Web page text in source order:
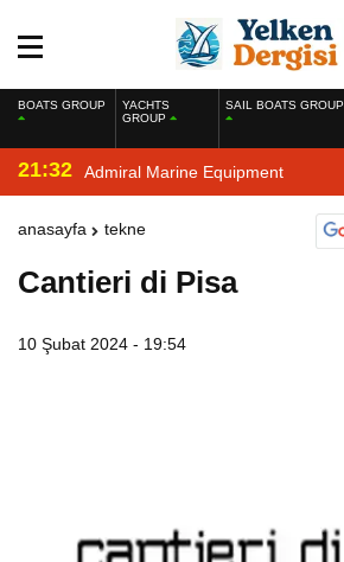
BOATS GROUP
YACHTS
GROUP
SAIL BOATS GROUP
21:32 Admiral Marine Equipment
anasayfa tekne
Cantieri di Pisa
10 Şubat 2024 - 19:54